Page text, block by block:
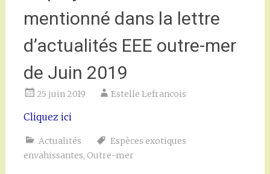
mentionné dans la lettre
d’actualités EEE outre-mer
de Juin 2019
25 juin 2019 Estelle Lefrancois
Cliquez ici
Actualités
Espèces exotiques
envahissantes, Outre-mer